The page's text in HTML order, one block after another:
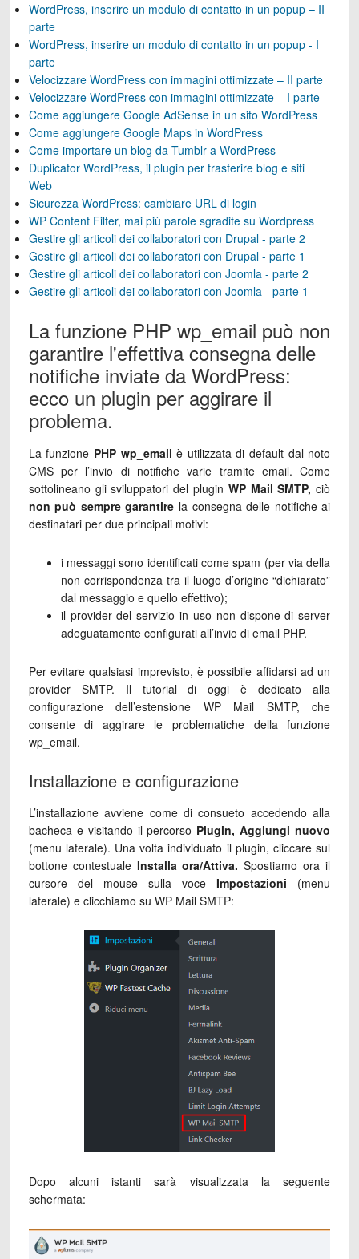
WordPress, inserire un modulo di contatto in un popup – II
parte
WordPress, inserire un modulo di contatto in un popup - I
parte
Velocizzare WordPress con immagini ottimizzate – II parte
Velocizzare WordPress con immagini ottimizzate – I parte
Come aggiungere Google AdSense in un sito WordPress
Come aggiungere Google Maps in WordPress
Come importare un blog da Tumblr a WordPress
Duplicator WordPress, il plugin per trasferire blog e siti
Web
Sicurezza WordPress: cambiare URL di login
WP Content Filter, mai più parole sgradite su Wordpress
Gestire gli articoli dei collaboratori con Drupal - parte 2
Gestire gli articoli dei collaboratori con Drupal - parte 1
Gestire gli articoli dei collaboratori con Joomla - parte 2
Gestire gli articoli dei collaboratori con Joomla - parte 1
La funzione PHP wp_email può non
garantire l'effettiva consegna delle
notifiche inviate da WordPress:
ecco un plugin per aggirare il
problema.
La funzione PHP wp_email è utilizzata di default dal noto
CMS per l’invio di notifiche varie tramite email. Come
sottolineano gli sviluppatori del plugin WP Mail SMTP,ciò
non può sempre garantire la consegna delle notifiche ai
destinatari per due principali motivi:
i messaggi sono identificati come spam (per via della
non corrispondenza tra il luogo d’origine “dichiarato”
dal messaggio e quello effettivo);
il provider del servizio in uso non dispone di server
adeguatamente configurati all’invio di email PHP.
Per evitare qualsiasi imprevisto, è possibile affidarsi ad un
provider SMTP. Il tutorial di oggi è dedicato alla
configurazione dell’estensione WP Mail SMTP, che
consente di aggirare le problematiche della funzione
wp_email.
Installazione e configurazione
L’installazione avviene come di consueto accedendo alla
bacheca e visitando il percorso Plugin, Aggiungi nuovo
(menu laterale). Una volta individuato il plugin, cliccare sul
bottone contestuale Installa ora/Attiva.Spostiamo ora il
cursore del mouse sulla voceImpostazioni (menu
laterale) e clicchiamo su WP Mail SMTP:
Dopo alcuni istanti sarà visualizzata la seguente
schermata: